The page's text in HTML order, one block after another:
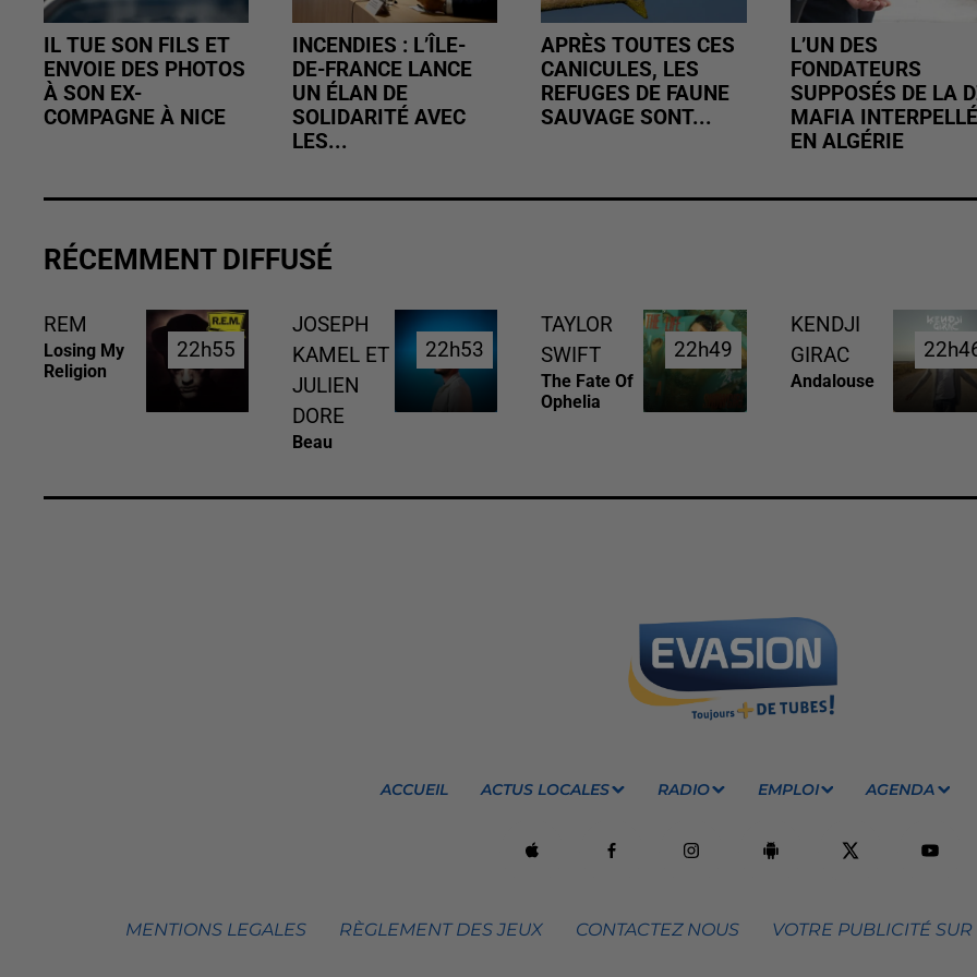
IL TUE SON FILS ET
ENVOIE DES PHOTOS
À SON EX-
COMPAGNE À NICE
INCENDIES : L’ÎLE-
DE-FRANCE LANCE
UN ÉLAN DE
SOLIDARITÉ AVEC
LES...
APRÈS TOUTES CES
CANICULES, LES
REFUGES DE FAUNE
SAUVAGE SONT...
L’UN DES
FONDATEURS
SUPPOSÉS DE LA
MAFIA INTERPELLÉ
EN ALGÉRIE
RÉCEMMENT DIFFUSÉ
REM
Losing My
Religion
22h55
22h55
JOSEPH
KAMEL ET
JULIEN
DORE
Beau
22h53
22h53
TAYLOR
SWIFT
The Fate Of
Ophelia
22h49
22h49
KENDJI
GIRAC
Andalouse
ACCUEIL ACTUS LOCALES RADIO EMPLOI AGENDA
MENTIONS LEGALES RÈGLEMENT DES JEUX CONTACTEZ NOUS VOTRE PUBLICITÉ